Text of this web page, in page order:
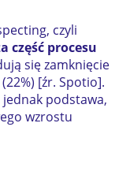
czyli
część procesu
się zamknięcie
[źr. Spotio].
podstawa,
wzrostu